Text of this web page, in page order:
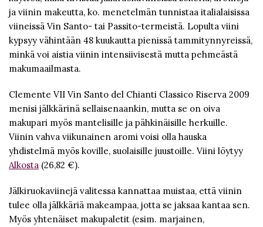
ja viinin makeutta, ko. menetelmän tunnistaa italialaisissa
viineissä Vin Santo- tai Passito-termeistä. Lopulta viini
kypsyy vähintään 48 kuukautta pienissä tammitynnyreissä,
minkä voi aistia viinin intensiivisestä mutta pehmeästä
makumaailmasta.
Clemente VII Vin Santo del Chianti Classico Riserva 2009
menisi jälkkärinä sellaisenaankin, mutta se on oiva
makupari myös mantelisille ja pähkinäisille herkuille.
Viinin vahva viikunainen aromi voisi olla hauska
yhdistelmä myös koville, suolaisille juustoille. Viini löytyy
Alkosta (26,82 €).
Jälkiruokaviinejä valitessa kannattaa muistaa, että viinin
tulee olla jälkkäriä makeampaa, jotta se jaksaa kantaa sen.
Myös yhtenäiset makupaletit (esim. marjainen,